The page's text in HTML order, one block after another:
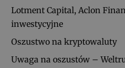
Lotment Capital, Aclon
inwestycyjne
Oszustwo na kryptowaluty
Uwaga na oszustów –